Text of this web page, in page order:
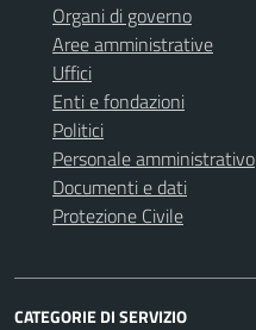
Organi di governo
Aree amministrative
Uffici
Enti e fondazioni
Politici
Personale amministrativo
Documenti e dati
Protezione Civile
CATEGORIE DI SERVIZIO